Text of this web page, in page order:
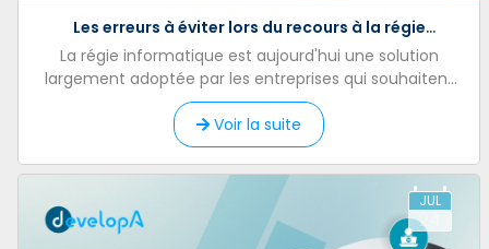
Les erreurs à éviter lors du recours à la régie
informatique
La régie informatique est aujourd'hui une solution
largement adoptée par les entreprises qui souhaitent
renforcer rapidement leurs équipes de développement.
En ...
Voir la suite
JUL
24